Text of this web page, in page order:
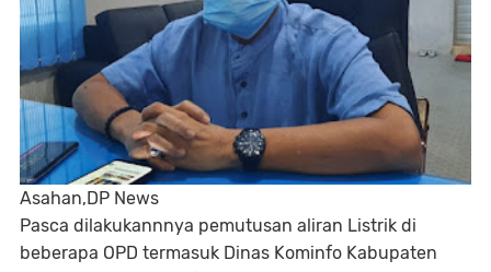
Asahan,DP News
Pasca dilakukannnya pemutusan aliran Listrik di
beberapa OPD termasuk Dinas Kominfo Kabupaten